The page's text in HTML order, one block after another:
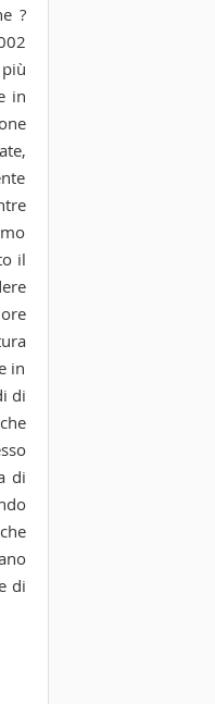
?
in
il
in
di
di
di